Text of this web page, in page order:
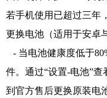
若手机使用已超过三年
更换电池（适用于安卓
- 当电池健康度低于
件。通过“设置-电池”
到官方售后更换原装电